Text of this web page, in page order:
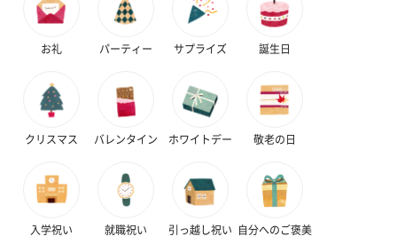
（2,145円）
リラックスグッズ
リラックスグッズを同梱してお届けします。
お礼 パーティー サプライズ 誕生日
クリスマス バレンタイン ホワイトデー 敬老の日
入学祝い 就職祝い 引っ越し祝い 自分へのご褒美